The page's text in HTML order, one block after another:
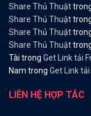
Share Thủ Thuật
Share Thủ Thuật
Share Thủ Thuật
Share Thủ Thuật
Tài trong Get Link tải
Nam trong Get Link
LIÊN HỆ HỢP TÁC